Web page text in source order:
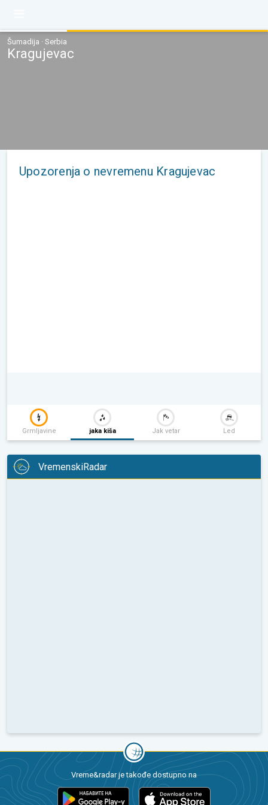
Šumadija · Serbia
Kragujevac
Upozorenja o nevremenu Kragujevac
Grmljavine jaka kiša Jak vetar Led
VremenskiRadar
Vreme&radar je takođe dostupno na